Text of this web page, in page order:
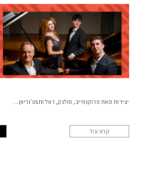
יצירות מאת פרוקופייב, פולנק, רוול וחצט'וריאן
קרא עוד